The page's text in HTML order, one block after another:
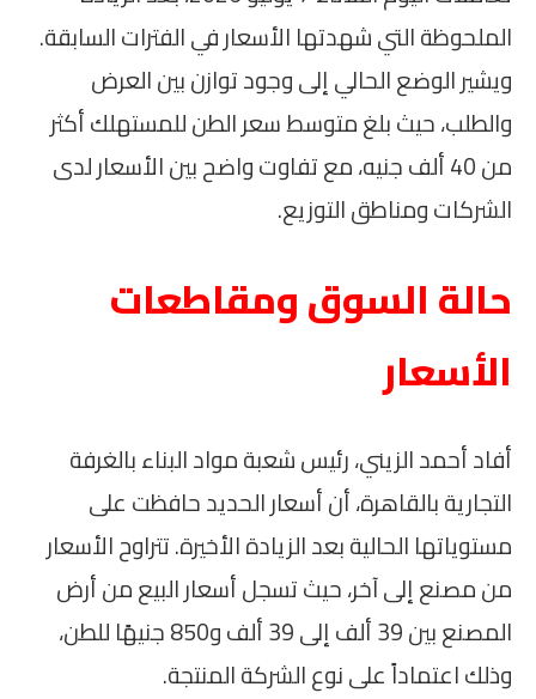
الملحوظة التي شهدتها الأسعار في الفترات السابقة.
ويشير الوضع الحالي إلى وجود توازن بين العرض
والطلب، حيث بلغ متوسط سعر الطن للمستهلك أكثر
من 40 ألف جنيه، مع تفاوت واضح بين الأسعار لدى
الشركات ومناطق التوزيع.
حالة السوق ومقاطعات
الأسعار
أفاد أحمد الزيني، رئيس شعبة مواد البناء بالغرفة
التجارية بالقاهرة، أن أسعار الحديد حافظت على
مستوياتها الحالية بعد الزيادة الأخيرة. تتراوح الأسعار
من مصنع إلى آخر، حيث تسجل أسعار البيع من أرض
المصنع بين 39 ألف إلى 39 ألف و850 جنيهًا للطن،
وذلك اعتماداً على نوع الشركة المنتجة.